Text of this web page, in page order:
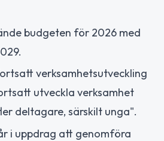
budgeten för 2026 med
verksamhetsutveckling
utveckla verksamhet
deltagare, särskilt unga".
i uppdrag att genomföra